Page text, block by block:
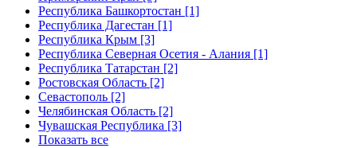
Республика Башкортостан [1]
Республика Дагестан [1]
Республика Крым [3]
Республика Северная Осетия - Алания [1]
Республика Татарстан [2]
Ростовская Область [2]
Севастополь [2]
Челябинская Область [2]
Чувашская Республика [3]
Показать все